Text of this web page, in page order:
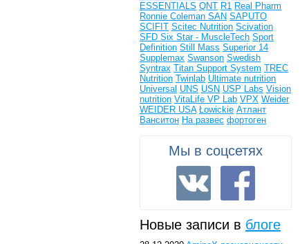
ESSENTIALS QNT R1 Real Pharm
Ronnie Coleman SAN SAPUTO
SCIFIT Scitec Nutrition Scivation
SFD Six Star - MuscleTech Sport
Definition Still Mass Superior 14
Supplemax Swanson Swedish
Syntrax Titan Support System TREC
Nutrition Twinlab Ultimate nutrition
Universal UNS USN USP Labs Vision
nutrition VitaLife VP Lab VPX Weider
WEIDER USA Łowickie Атлант
Ванситон На развес фортоген
Мы в соцсетях
Новые записи в блоге